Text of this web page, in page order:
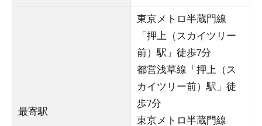
最寄駅
東京メトロ半蔵門線
「押上（スカイツリー
前）駅」徒歩7分
都営浅草線「押上（ス
カイツリー前）駅」徒
歩7分
東京メトロ半蔵門線